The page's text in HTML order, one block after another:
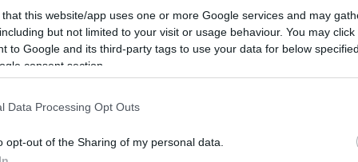
that this website/app uses one or more Google services and may
but not limited to your visit or usage behaviour. You may
to Google and its third-party tags to use your data for below
consent section.
Data Processing Opt Outs
opt-out of the Sharing of my personal data.
cikk folytatásához.
tévéfilm M1
AMC
A
A